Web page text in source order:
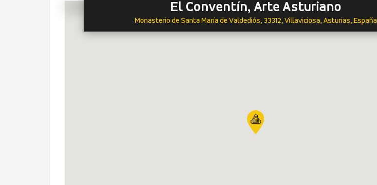
El Conventín, Arte Asturiano
Monasterio de Santa María de Valdediós, 33312, Villaviciosa, Asturias, España